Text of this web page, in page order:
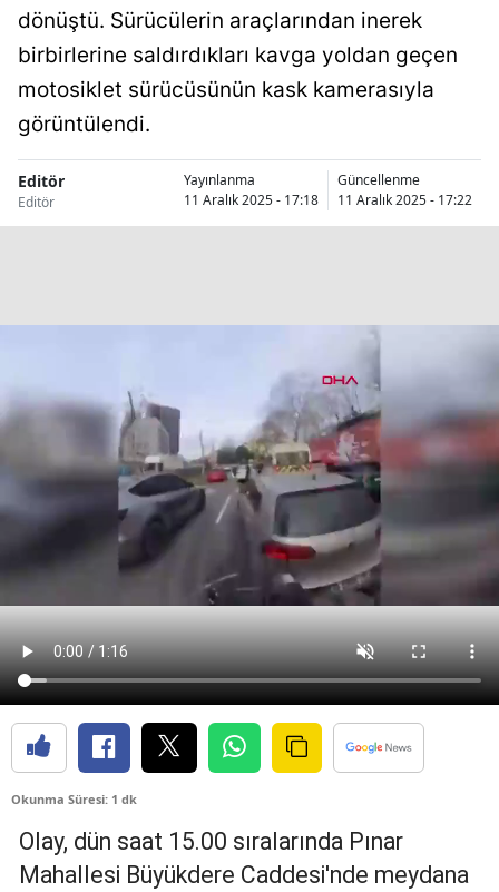
Bilecik
Bitlis
Bolu
Çankırı
Çorum
Denizli
Diyarbakır
Edirne
Elazığ
Erzincan
Erzurum
Eskişehir
Giresun
dönüştü. Sürücülerin araçlarından inerek
birbirlerine saldırdıkları kavga yoldan geçen
motosiklet sürücüsünün kask kamerasıyla
görüntülendi.
Editör
Editör
Yayınlanma
11 Aralık 2025 - 17:18
Güncellenme
11 Aralık 2025 - 17:22
Okunma Süresi: 1 dk
Olay, dün saat 15.00 sıralarında Pınar
Mahallesi Büyükdere Caddesi'nde meydana